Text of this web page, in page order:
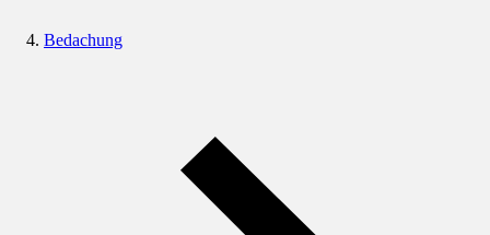
Bedachung